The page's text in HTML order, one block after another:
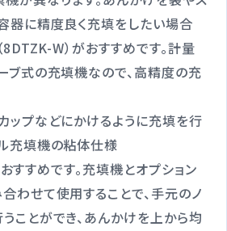
器に精度良く充填をしたい場合
8DTZK-W）がおすすめです。計量
ブ式の充填機なので、高精度の充
ップなどにかけるように充填を行
充填機の粘体仕様
すすめです。充填機とオプション
わせて使用することで、手元のノ
ことができ、あんかけを上から均